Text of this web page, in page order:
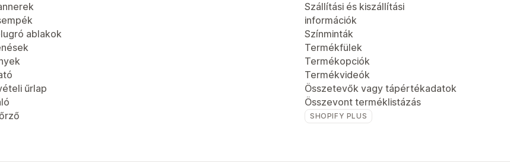
ablakok
űrlap
Szállítási és kiszállítási
információk
Színminták
Termékfülek
Termékopciók
Termékvideók
Összetevők vagy tápértékadatok
Összevont terméklistázás
SHOPIFY PLUS